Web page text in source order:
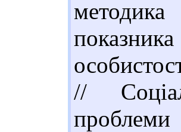
показника
//
проблеми